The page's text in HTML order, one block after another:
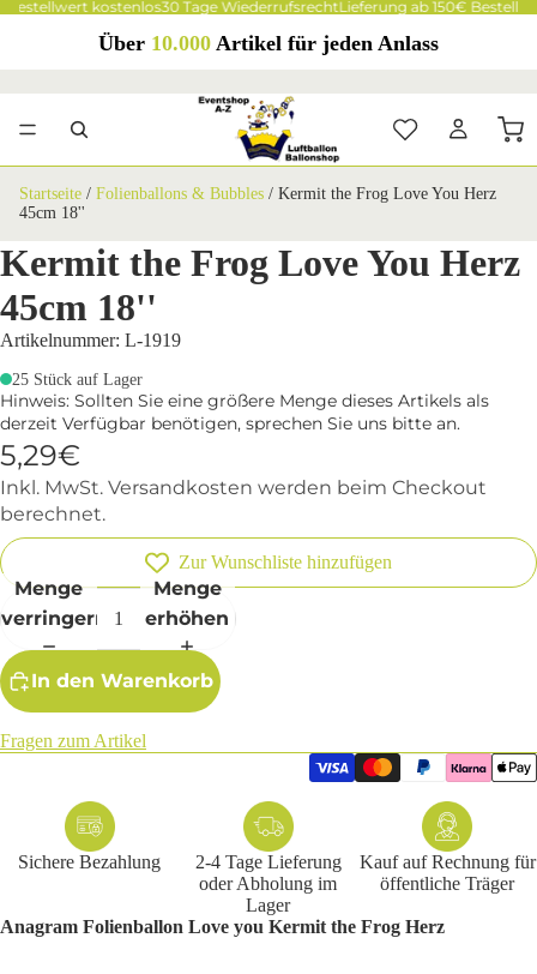
Bestellwert kostenlos30 Tage WiederrufsrechtLieferung ab 150€
Über 10.000 Artikel für jeden Anlass
Startseite / Folienballons & Bubbles / Kermit the Frog Love You Herz
45cm 18''
Kermit the Frog Love You Herz
45cm 18''
Artikelnummer: L-1919
25 Stück auf Lager
Hinweis: Sollten Sie eine größere Menge dieses Artikels als
derzeit Verfügbar benötigen, sprechen Sie uns bitte an.
5,29€
Inkl. MwSt. Versandkosten werden beim Checkout
berechnet.
Zur Wunschliste hinzufügen
Menge
verringern
Menge
erhöhen
In den Warenkorb
Fragen zum Artikel
Sichere Bezahlung
2-4 Tage Lieferung
oder Abholung im
Lager
Kauf auf Rechnung für
öffentliche Träger
Anagram Folienballon Love you Kermit the Frog Herz